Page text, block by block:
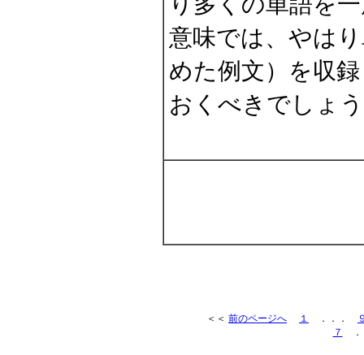
意味では、やは
めた例文）を収
おくべきでしょ
＜＜ 前のページへ １ ．．．
７